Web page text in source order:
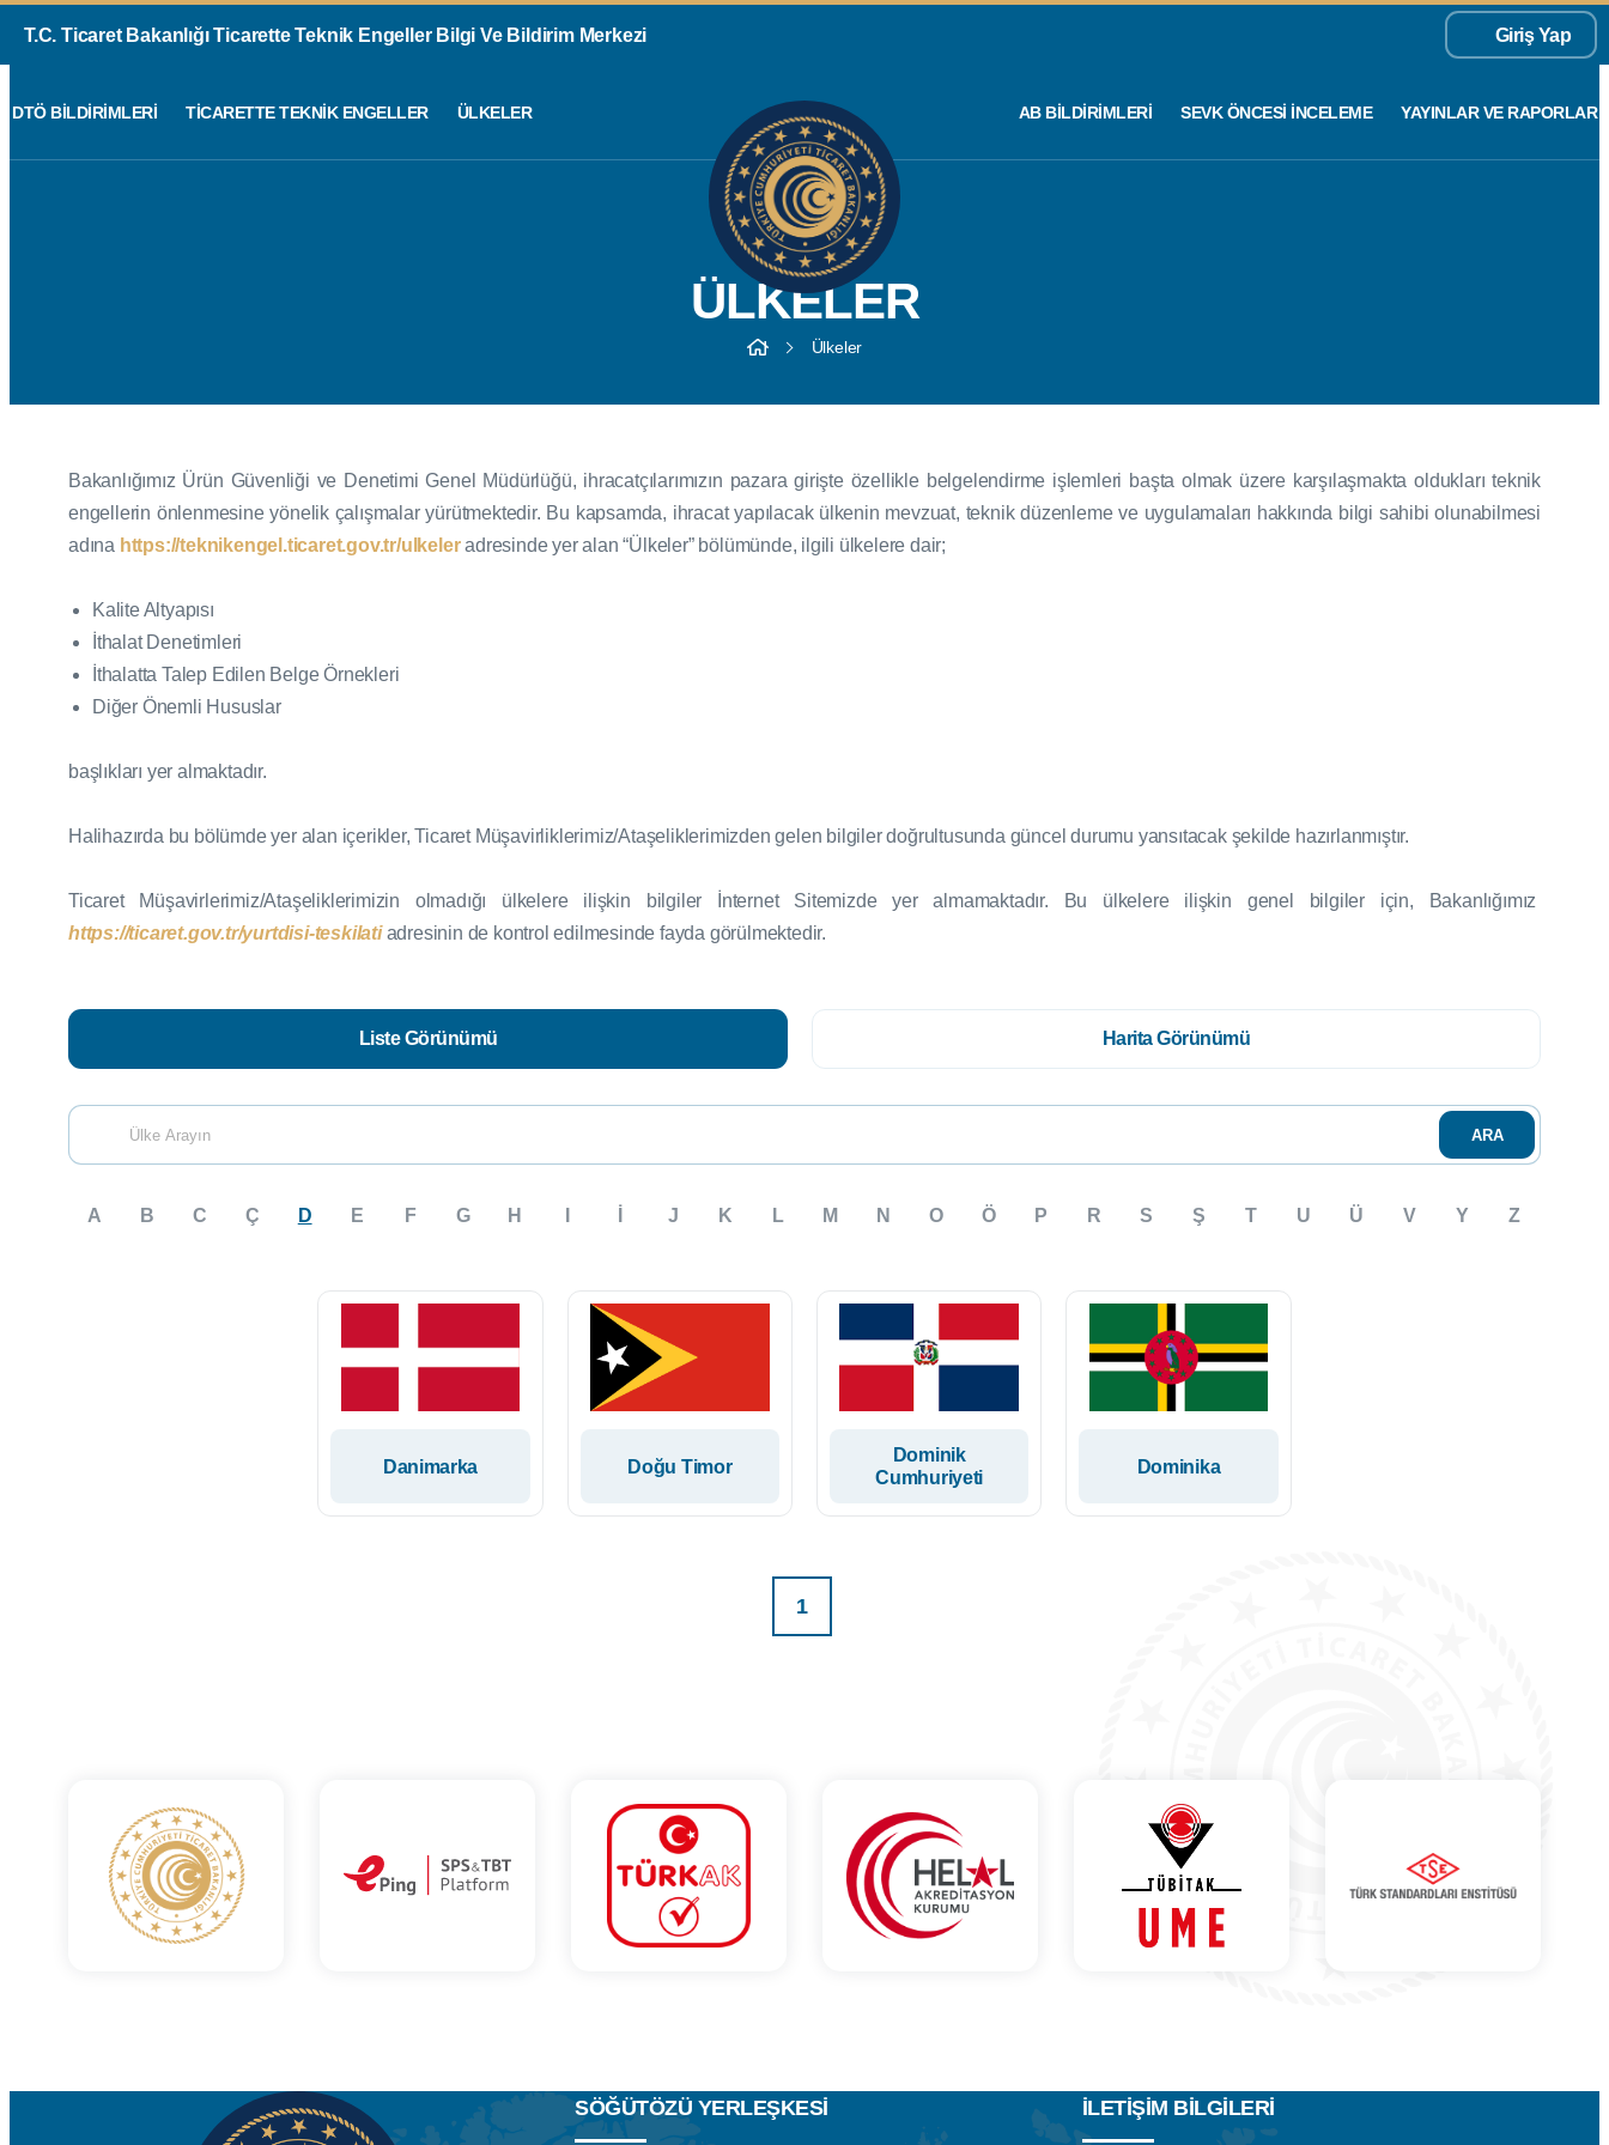
T.C. Ticaret Bakanlığı Ticarette Teknik Engeller Bilgi Ve Bildirim Merkezi Giriş Yap
DTÖ BILDIRIMLERI TICARETTE TEKNIK ENGELLER ÜLKELER AB BILDIRIMLERI SEVK ÖNCESI İNCELEME YAYINLAR VE RAPORLAR
ÜLKELER
Ülkeler
Bakanlığımız Ürün Güvenliği ve Denetimi Genel Müdürlüğü, ihracatçılarımızın pazara girişte özellikle belgelendirme işlemleri başta olmak üzere karşılaşmakta oldukları teknik
engellerin önlenmesine yönelik çalışmalar yürütmektedir. Bu kapsamda, ihracat yapılacak ülkenin mevzuat, teknik düzenleme ve uygulamaları hakkında bilgi sahibi olunabilmesi
adına https://teknikengel.ticaret.gov.tr/ulkeleradresinde yer alan “Ülkeler” bölümünde, ilgili ülkelere dair;
Kalite Altyapısı
İthalat Denetimleri
İthalatta Talep Edilen Belge Örnekleri
Diğer Önemli Hususlar
başlıkları yer almaktadır.
Halihazırda bu bölümde yer alan içerikler, Ticaret Müşavirliklerimiz/Ataşeliklerimizden gelen bilgiler doğrultusunda güncel durumu yansıtacak şekilde hazırlanmıştır.
Ticaret Müşavirlerimiz/Ataşeliklerimizin olmadığı ülkelere ilişkin bilgiler İnternet Sitemizde yer almamaktadır. Bu ülkelere ilişkin genel bilgiler için,
Bakanlığımız
https://ticaret.gov.tr/yurtdisi-teskilati adresinin de kontrol edilmesinde fayda görülmektedir.
Liste Görünümü Harita Görünümü
ARA
A B C Ç D E F G H J K L M N O Ö P R S Ş T U Ü V Y Z
Danimarka Doğu Timor
Dominik
Cumhuriyeti
Dominika
1
SÖĞÜTÖZÜ YERLEŞKESİ İLETIŞIM BILGILERI